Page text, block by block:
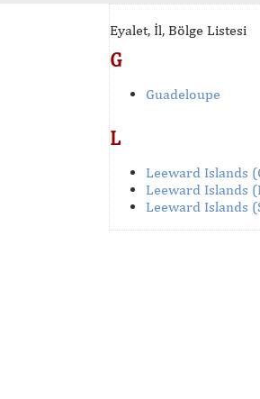
Eyalet, İl, Bölge Listesi
G
Guadeloupe
L
Leeward Islands
Leeward Islands
Leeward Islands